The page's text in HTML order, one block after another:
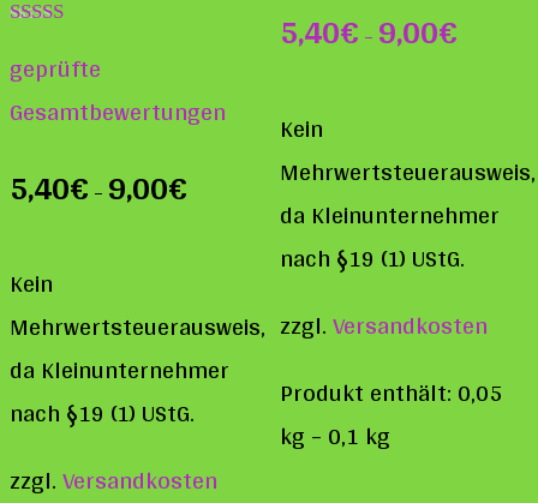
5.00
von 5
geprüfte
Gesamtbewertungen
5,40€–9,00€
Kein
Mehrwertsteuerausweis,
da Kleinunternehmer
nach §19 (1) UStG.
zzgl.Versandkosten
5,40€–9,00€
Kein
Mehrwertsteuerausweis,
da Kleinunternehmer
nach §19 (1) UStG.
zzgl.Versandkosten
Produkt enthält: 0,05
kg– 0,1 kg